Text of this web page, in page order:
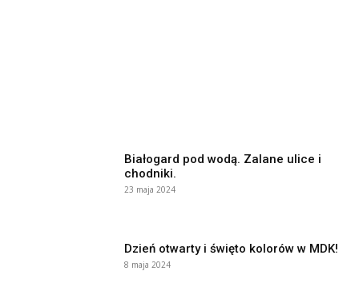
Białogard pod wodą. Zalane ulice i
chodniki.
23 maja 2024
Dzień otwarty i święto kolorów w MDK!
8 maja 2024